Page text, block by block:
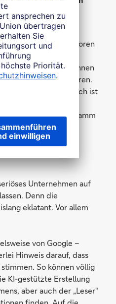
mit dem Investoren
und sich
Korrelationen können
nicht möglich waren.
Die LLM-KI jedoch ist
Und die
Chat-Programm
sein.
Unternehmen auf
Denn die
eklatant. Vor allem
von Google –
Hinweis darauf, dass
So können völlig
KI-gestützte Erstellung
aber auch der „Leser“